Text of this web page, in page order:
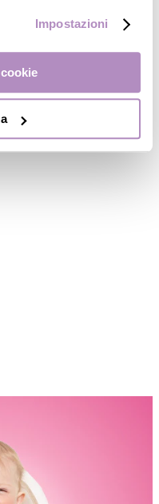
Impostazioni